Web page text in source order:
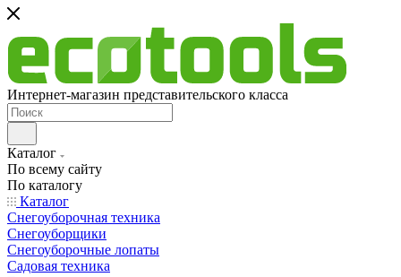
Интернет-магазин представительского класса
Каталог
По всему сайту
По каталогу
Каталог
Снегоуборочная техника
Снегоуборщики
Снегоуборочные лопаты
Садовая техника